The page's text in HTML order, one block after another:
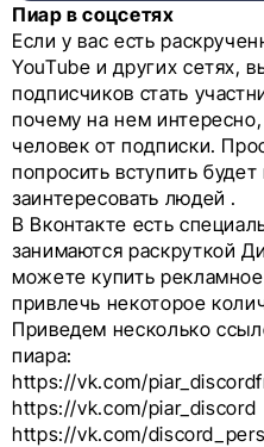
Пиар в соцсетях
Если у вас есть
YouTube и других сетях,
подписчиков стать
почему на нем
человек от подписки.
попросить вступить
заинтересовать людей .
В Вконтакте есть
занимаются раскруткой
можете купить
привлечь некоторое
Приведем несколько
пиара:
https://vk.com/
https://vk.com/piar_discord
https://vk.com/